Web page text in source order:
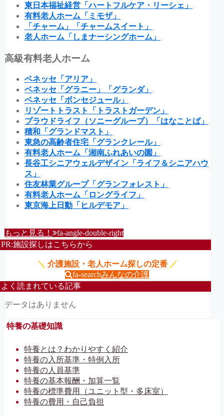
東日本福祉経営「ハートフルケア・リーシェ」
有料老人ホーム「ミモザ」
「チャーム」「チャームスイート」
老人ホーム「しまナーシングホーム」
高級有料老人ホーム
ベネッセ「アリア」
ベネッセ「グラニー」「グランダ」
ベネッセ「ボンセジュール」
リゾートトラスト「トラストガーデン」
プラウドライフ（ソニーグループ）「はなことば」
積和「グランドマスト」
東急の高齢者住宅「グランクレール」
有料老人ホーム「湘南ふれあいの園」
長谷工シニアウェルデザイン「ライフ＆シニアハウ
ス」
住友林業グループ「グランフォレスト」
有料老人ホーム「ロングライフ」
東京海上日動「ヒルデモア」
もっと見る！ fa-angle-double-right
PR:施設探しはこちらから
＼ 介護施設・老人ホーム探しの定番 ／
fa-searchみんなの介護
よく読まれている記事
データはありません
特養の基礎知識
特養とは？わかりやすく紹介
特養の入所基準・特例入所
特養の人員基準
特養の基本報酬・加算一覧
特養の標準費用（ユニット型・多床室）
特養の費用・自己負担